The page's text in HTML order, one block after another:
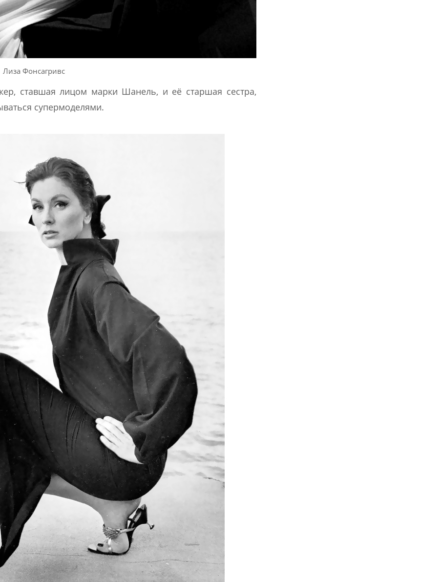
Лиза Фонсагривс
ставшая лицом марки Шанель, и её старшая сестра,
супермоделями.